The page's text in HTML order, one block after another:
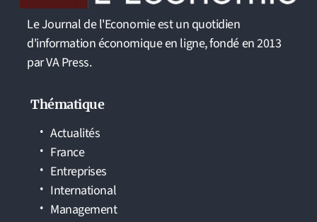
Le Journal de l'Economie est un quotidien
d'information économique en ligne, fondé en 2013
par VA Press.
Thématique
Actualités
France
Entreprises
International
Management